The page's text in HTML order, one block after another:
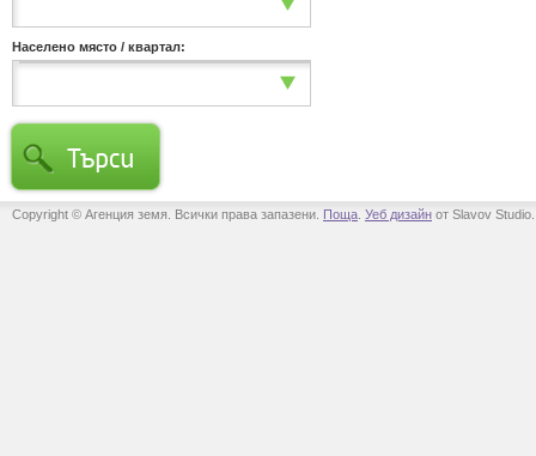
Населено място / квартал:
Copyright © Агенция земя. Всички права запазени. Поща Уеб дизайн от Slavov Studio.